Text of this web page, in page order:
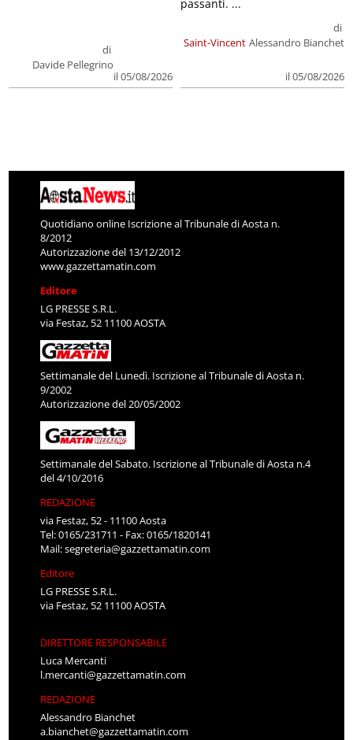
di
Davide Pellegrino
il 05/08/2026
Saint-Vincent
di
Alessandro Bianchet
il 05/08/2026
passanti. ...
Quotidiano online Iscrizione al Tribunale di Aosta n.
8/2012
Autorizzazione del 13/12/2012
www.gazzettamatin.com
Editore
LG PRESSE S.R.L.
via Festaz, 52 11100 AOSTA
Settimanale del Lunedì. Iscrizione al Tribunale di Aosta n.
9/2002
Autorizzazione del 20/05/2002
Settimanale del Sabato. Iscrizione al Tribunale di Aosta n.4
del 4/10/2016
REDAZIONE
via Festaz, 52 - 11100 Aosta
Tel: 0165/231711 - Fax: 0165/1820141
Mail:segreteria@gazzettamatin.com
Editore
LG PRESSE S.R.L.
via Festaz, 52 11100 AOSTA
DIRETTORE RESPONSABILE
Luca Mercanti
l.mercanti@gazzettamatin.com
REDAZIONE
Alessandro Bianchet
a.bianchet@gazzettamatin.com